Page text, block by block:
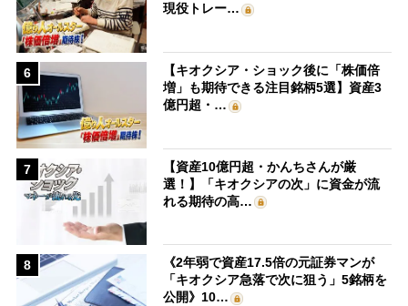
現役トレー…
6
【キオクシア・ショック後に「株価倍
増」も期待できる注目銘柄5選】資産3
億円超・…
7
【資産10億円超・かんちさんが厳
選！】「キオクシアの次」に資金が流
れる期待の高…
8
《2年弱で資産17.5倍の元証券マンが
「キオクシア急落で次に狙う」5銘柄を
公開》10…